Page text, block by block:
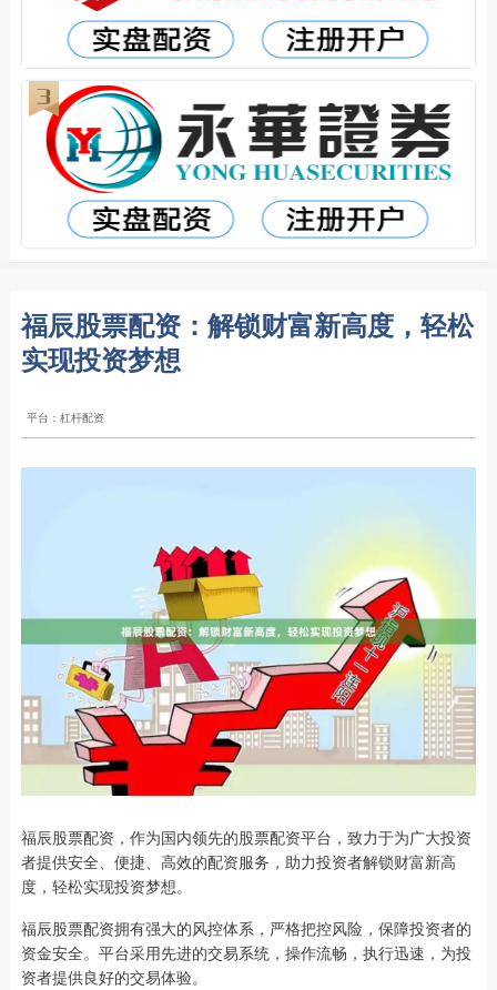
福辰股票配资：解锁财富新高度，轻松
实现投资梦想
平台：杠杆配资
福辰股票配资，作为国内领先的股票配资平台，致力于为广大投资
者提供安全、便捷、高效的配资服务，助力投资者解锁财富新高
度，轻松实现投资梦想。
福辰股票配资拥有强大的风控体系，严格把控风险，保障投资者的
资金安全。平台采用先进的交易系统，操作流畅，执行迅速，为投
资者提供良好的交易体验。